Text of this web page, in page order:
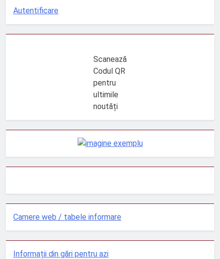
Autentificare
Scanează
Codul QR
pentru
ultimile
noutăți
Camere web / tabele informare
Informații din gări pentru azi